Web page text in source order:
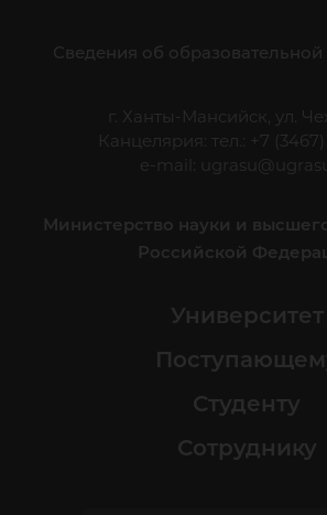
Сведения об
г. Ханты-Мансийск, ул.
Канцелярия: тел.: +7
e-mail:
Министерство науки и
Российской
Университет
Студенту
Сотруднику